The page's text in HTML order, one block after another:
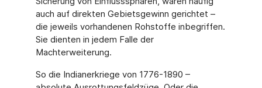
auch auf direkten Gebietsgewinn gerichtet –
die jeweils vorhandenen Rohstoffe inbegriffen.
Sie dienten in jedem Falle der
Machterweiterung.
So die Indianerkriege von 1776-1890 –